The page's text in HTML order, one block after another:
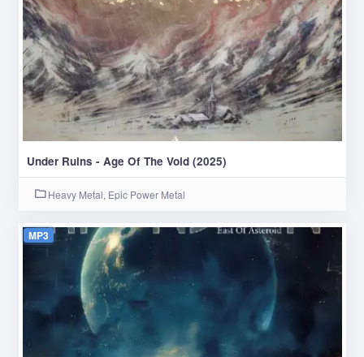
Under Ruins - Age Of The Void (2025)
Heavy Metal, Epic Power Metal
MP3